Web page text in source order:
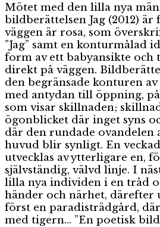
Mötet med den lilla nya
bildberättelsen Jag (2012) är
väggen är rosa, som
”Jag” samt en konturmålad
form av ett babyansikte och
direkt på väggen.
den begränsade konturen
med antydan till öppning,
som visar skillnaden;
ögonblicket där inget syns
där den rundade ovandelen
huvud blir synligt. En
utvecklas av ytterligare en,
självständig, välvd linje. I
lilla nya individen i en tråd
händer och närhet, därefter
först en paradisträdgård,
med tigern… ”En poetisk